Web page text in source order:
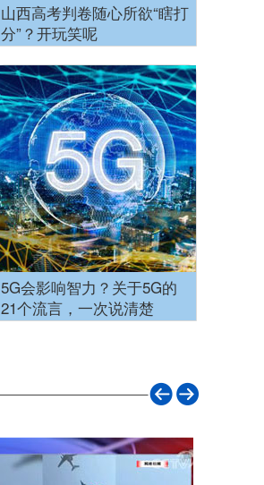
山西高考判卷随心所欲“瞎打
分”？开玩笑呢
5G会影响智力？关于5G的
21个流言，一次说清楚